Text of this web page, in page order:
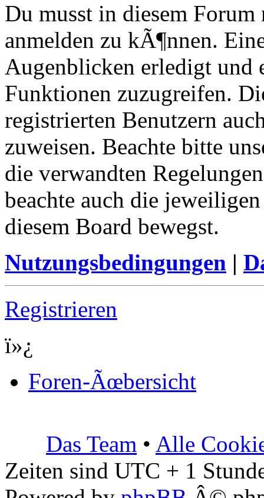
Du musst in diesem
anmelden zu kÃ¶nnen.
Augenblicken erledigt und
Funktionen zuzugreifen.
registrierten Benutzern
zuweisen. Beachte bitte
die verwandten
beachte auch die
diesem Board bewegst.
Nutzungsbedingungen |
Registrieren
ï»¿
Foren-Ãœbersicht
Das Team • Alle
Zeiten sind UTC + 1